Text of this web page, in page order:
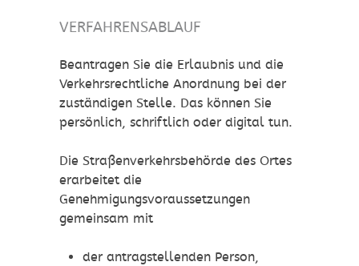
VERFAHRENSABLAUF
Beantragen Sie die Erlaubnis und die
Verkehrsrechtliche Anordnung bei der
zuständigen Stelle. Das können Sie
persönlich, schriftlich oder digital tun.
Die Straßenverkehrsbehörde des Ortes
erarbeitet die
Genehmigungsvoraussetzungen
gemeinsam mit
der antragstellenden Person,